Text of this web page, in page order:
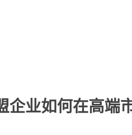
企业如何在高端